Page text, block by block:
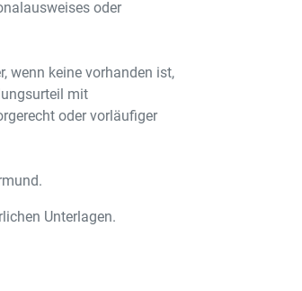
oder
wenn keine vorhanden ist,
mit
oder vorläufiger
Unterlagen.